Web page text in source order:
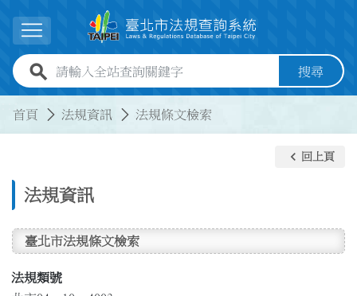
展開選單
全站查詢關鍵字欄位 搜尋
首頁 法規資訊 法規條文檢索
法規資訊
keyboard_arrow_left 回上頁
臺北市法規條文檢索
法規類號